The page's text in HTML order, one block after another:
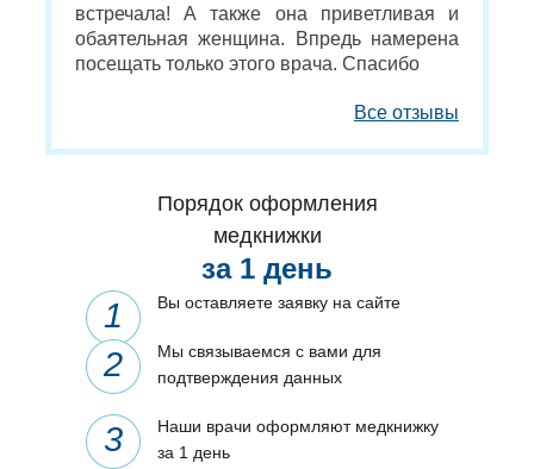
встречала! А также она приветливая и
обаятельная женщина. Впредь намерена
посещать только этого врача. Спасибо
Все отзывы
Порядок оформления
медкнижки
за 1 день
Вы оставляете заявку на сайте
Мы связываемся с вами для
подтверждения данных
Наши врачи оформляют медкнижку
за 1 день